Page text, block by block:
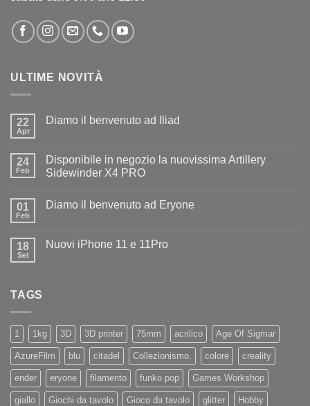
ULTIME NOVITÀ
22
Apr
Diamo il benvenuto ad Iliad
Diamo
il
benvenuto
24
Feb
Disponibile in negozio la nuovissima Artillery
Sidewinder X4 PRO
su
la
nuovissima
01
Feb
Diamo il benvenuto ad Eryone
Diamo
18
Set
Nuovi iPhone 11 e 11Pro
TAGS
1 1kg 3D 3D printer 75mm acrilico Age Of Sigmar
AzureFilm blu citadel Collezionismo. colore creality
ender eryone filamento funko pop Games Workshop
giallo Giochi da tavolo Gioco da tavolo glitter Hobby